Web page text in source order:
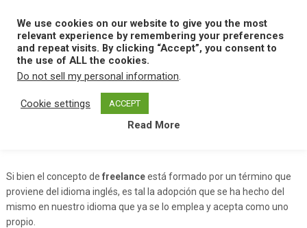
content
MENU
Home F Freelance
Si bien el concepto de freelanceestá formado por un término que
proviene del idioma inglés, es tal la adopción que se ha hecho del
mismo en nuestro idioma que ya se lo emplea y acepta como uno
propio.
We use cookies on our website to give you the most
relevant experience by remembering your preferences
and repeat visits. By clicking “Accept”, you consent to
the use of ALL the cookies.
Do not sell my personal information.
Cookie settings ACCEPT
Read More